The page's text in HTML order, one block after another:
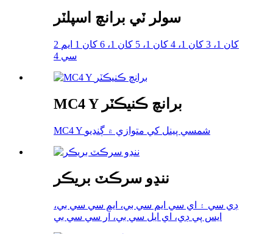
سولر ٽي برانچ اسپلٽر
2 کان 1، 3 کان 1، 4 کان 1، 5 کان 1، 6 کان 1 ايم
سي 4
MC4 Y برانچ ڪنيڪٽر
MC4 Y شمسي پينل کي متوازي ۾ ڳنڍيو
ننڍو سرڪٽ بريڪر
ڊي سي ۽ اي سي ايم سي بي، ايم سي سي بي،
ايس پي ڊي، اي ايل سي بي، آر سي سي بي